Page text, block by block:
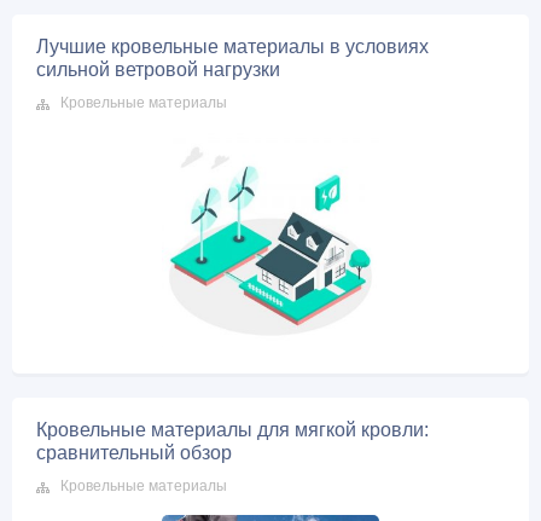
Лучшие кровельные материалы в условиях
сильной ветровой нагрузки
Кровельные материалы
Кровельные материалы для мягкой кровли:
сравнительный обзор
Кровельные материалы